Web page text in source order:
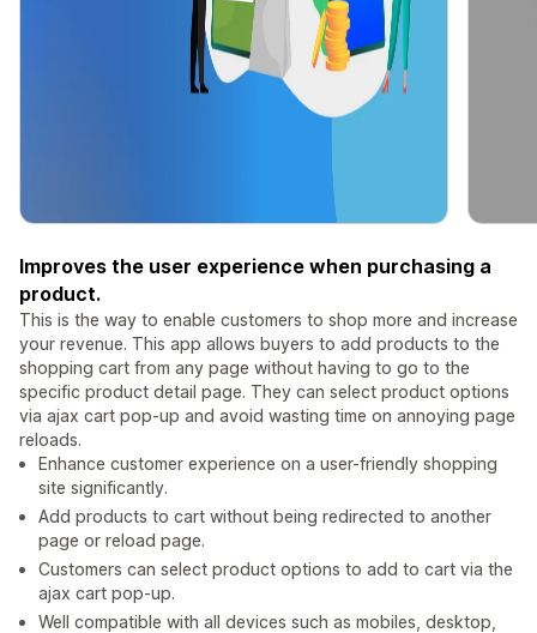
Improves the user experience when purchasing a
product.
This is the way to enable customers to shop more and increase
your revenue. This app allows buyers to add products to the
shopping cart from any page without having to go to the
specific product detail page. They can select product options
via ajax cart pop-up and avoid wasting time on annoying page
reloads.
Enhance customer experience on a user-friendly shopping
site significantly.
Add products to cart without being redirected to another
page or reload page.
Customers can select product options to add to cart via the
ajax cart pop-up.
Well compatible with all devices such as mobiles, desktop,